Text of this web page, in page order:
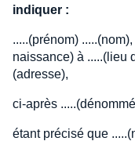
indiquer :
.....(prénom)
naissance) à .....(lieu
(adresse),
ci-après
étant précisé que